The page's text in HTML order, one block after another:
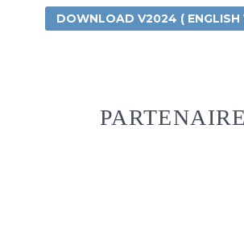
DOWNLOAD V2024 ( ENGLISH